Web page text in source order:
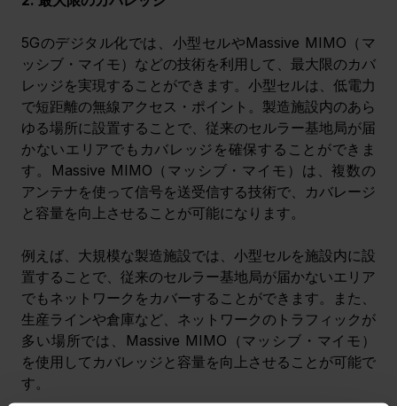
5Gのデジタル化では、小型セルやMassive MIMO（マ
ッシブ・マイモ）などの技術を利用して、最大限のカバ
レッジを実現することができます。小型セルは、低電力
で短距離の無線アクセス・ポイント。製造施設内のあら
ゆる場所に設置することで、従来のセルラー基地局が届
かないエリアでもカバレッジを確保することができま
す。Massive MIMO（マッシブ・マイモ）は、複数の
アンテナを使って信号を送受信する技術で、カバレージ
と容量を向上させることが可能になります。
例えば、大規模な製造施設では、小型セルを施設内に設
置することで、従来のセルラー基地局が届かないエリア
でもネットワークをカバーすることができます。また、
生産ラインや倉庫など、ネットワークのトラフィックが
多い場所では、Massive MIMO（マッシブ・マイモ）
を使用してカバレッジと容量を向上させることが可能で
す。